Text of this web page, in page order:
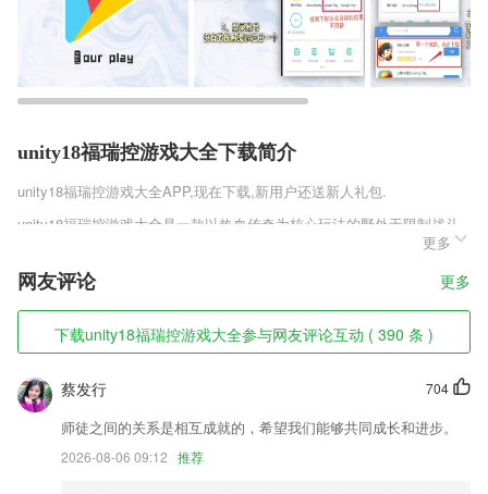
unity18福瑞控游戏大全下载简介
unity18福瑞控游戏大全APP,现在下载,新用户还送新人礼包.
unity18福瑞控游戏大全是一款以热血传奇为核心玩法的野外无限制战斗
类RPG手机游戏，游戏中有高清精致的画面设计，逼真写实的各位传奇
英雄角色，独特的三种职业角色，各种职业角色具备别具特色的技能，有
的攻击能力较强，有的防御能力较强，玩家可以选择合适自己的职业角
色，然后在传奇世界中刺激冒险战斗。
unity18福瑞控游戏大全软件特色
1,递变数据：
2,小巧轻便，设计简洁，制表打开迅速
3,书架：在这里对于自己阅读的资源进行管理，还能进行本地导入。
更多
网友评论 更多
下载unity18福瑞控游戏大全参与网友评论互动 ( 390 条 )
704
蔡发行
师徒之间的关系是相互成就的，希望我们能够共同成长和进步。
2026-08-06 09:12 推荐